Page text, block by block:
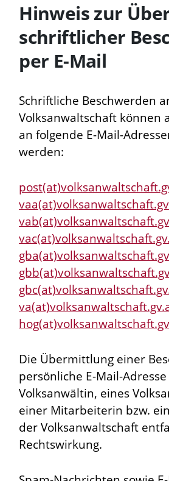
Hinweis zur
schriftlicher
per E-Mail
Schriftliche Beschwerden
Volksanwaltschaft können
an folgende E-Mail-
werden:
Die Übermittlung einer
persönliche E-Mail-
Volksanwältin, eines
einer Mitarbeiterin bzw.
der Volksanwaltschaft
Rechtswirkung.